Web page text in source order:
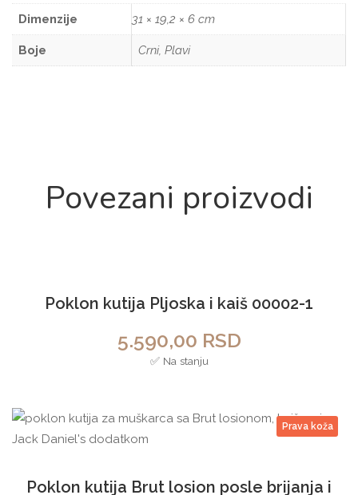
Dimenzije 31 × 19,2 × 6 cm
Boje Crni, Plavi
Povezani proizvodi
Prava koža
Poklon kutija Pljoska i kaiš 00002-1
5.590,00 RSD
✅ Na stanju
Prava koža
Poklon kutija Brut losion posle brijanja i